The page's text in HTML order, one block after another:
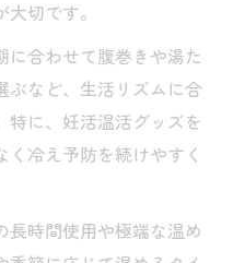
切です。
合わせて腹巻きや湯た
ぶなど、生活リズムに合
特に、妊活温活グッズを
冷え予防を続けやすく
長時間使用や極端な温め